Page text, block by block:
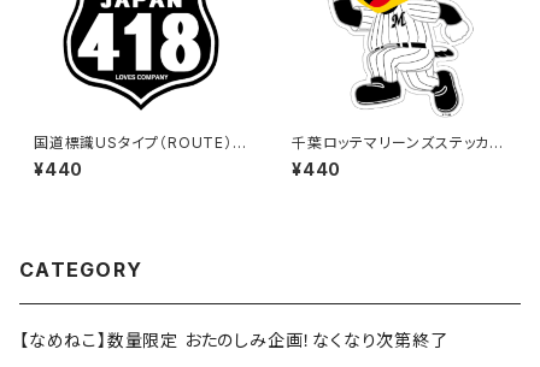
国道標識USタイプ（ROUTE）ス
テッカー 418号線（ブラック）
¥440
千葉ロッテマリーンズステッカー
14
¥440
CATEGORY
【なめねこ】数量限定 おたのしみ企画！なくなり次第終了